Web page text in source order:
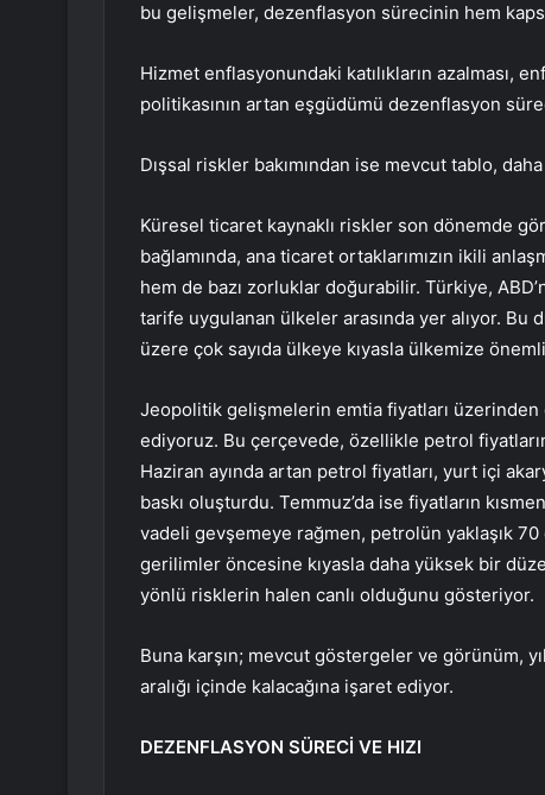
bu gelişmeler, dezenflasyon sürecinin hem
Hizmet enflasyonundaki katılıkların azalması,
politikasının artan eşgüdümü dezenflasyon
Dışsal riskler bakımından ise mevcut tablo,
Küresel ticaret kaynaklı riskler son dönemde
bağlamında, ana ticaret ortaklarımızın ikili
hem de bazı zorluklar doğurabilir. Türkiye,
tarife uygulanan ülkeler arasında yer alıyor.
üzere çok sayıda ülkeye kıyasla ülkemize
Jeopolitik gelişmelerin emtia fiyatları üzerinden
ediyoruz. Bu çerçevede, özellikle petrol
Haziran ayında artan petrol fiyatları, yurt içi
baskı oluşturdu. Temmuz’da ise fiyatların
vadeli gevşemeye rağmen, petrolün yaklaşık
gerilimler öncesine kıyasla daha yüksek bir
yönlü risklerin halen canlı olduğunu gösteriyor.
Buna karşın; mevcut göstergeler ve görünüm,
aralığı içinde kalacağına işaret ediyor.
DEZENFLASYON SÜRECİ VE HIZI